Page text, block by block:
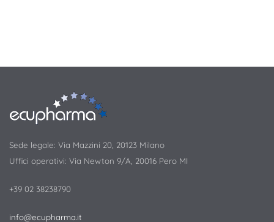
Sede legale: Via Mazzini 20, 20123 Milano
Uffici operativi: Via Newton 9/A, 20016 Pero MI
+39 02 38238790
info@ecupharma.it